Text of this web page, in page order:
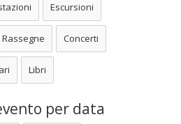
Escursioni
Rassegne Concerti
Libri
per data